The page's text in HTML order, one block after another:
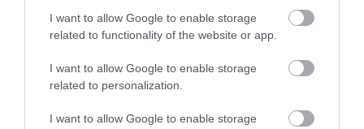
I want to allow Google to enable storage
related to functionality of the website or app.
I want to allow Google to enable storage
related to personalization.
I want to allow Google to enable storage